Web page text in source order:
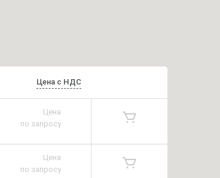
Цена с НДС
Цена
по запросу
Цена
по запросу